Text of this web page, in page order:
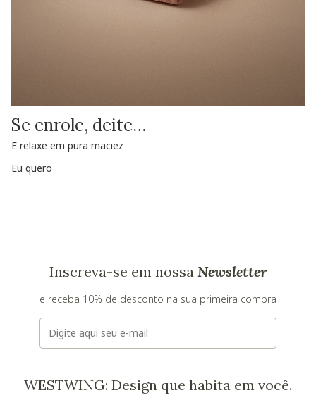
Se enrole, deite…
E relaxe em pura maciez
Eu quero
Inscreva-se em nossa Newsletter
e receba 10% de desconto na sua primeira compra
E-mail
WESTWING: Design que habita em você.